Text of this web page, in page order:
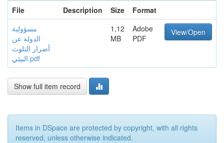
File
Description Size
Format
مسؤولية
الدولة عن
أضرار التلوث
البيئي.pdf
1,12
MB
Adobe
PDF
View/Open
Show full item record
Items in DSpace are protected by copyright, with all rights
reserved, unless otherwise indicated.